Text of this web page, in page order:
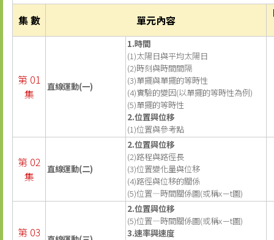
集 數 單元內容
第 01
集
直線運動(一)
1.時間
(1)太陽日與平均太陽日
(2)時刻與時間間隔
(3)單擺與單擺的等時性
(4)實驗的變因(以單擺的等時性為例)
(5)單擺的等時性
2.位置與位移
(1)位置與參考點
第 02
集
直線運動(二)
2.位置與位移
(2)路程與路徑長
(3)位置變化量與位移
(4)路徑與位移的關係
(5)位置—時間關係圖(或稱x－t圖)
第 03
2.位置與位移
(5)位置—時間關係圖(或稱x－t圖)
3.速率與速度